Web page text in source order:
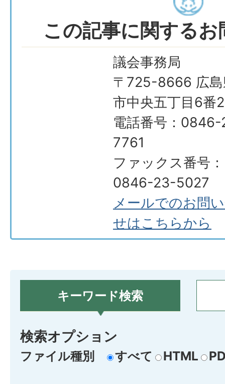
この記事に関する
議会事務局
〒725-8666 広島
市中央五丁目6番
電話番号：
7761
ファックス番号：
0846-23-5027
メールでのお問
せはこちらから
キーワード検索
検索オプション
ファイル種別 すべて HTML